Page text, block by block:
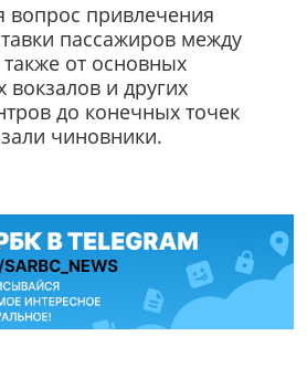
вопрос привлечения
пассажиров между
от основных
и других
до конечных точек
чиновники.